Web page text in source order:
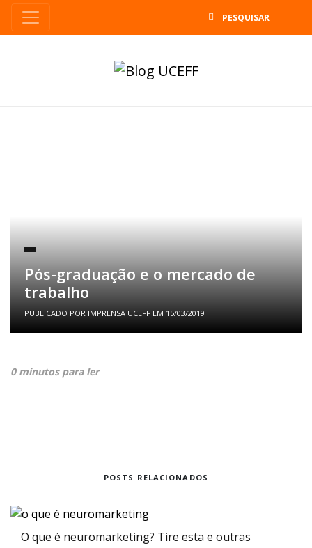
Pós-graduação e o mercado de
trabalho
PUBLICADO POR IMPRENSA UCEFF EM 15/03/2019
0 minutos para ler
POSTS RELACIONADOS
O que é neuromarketing? Tire esta e outras